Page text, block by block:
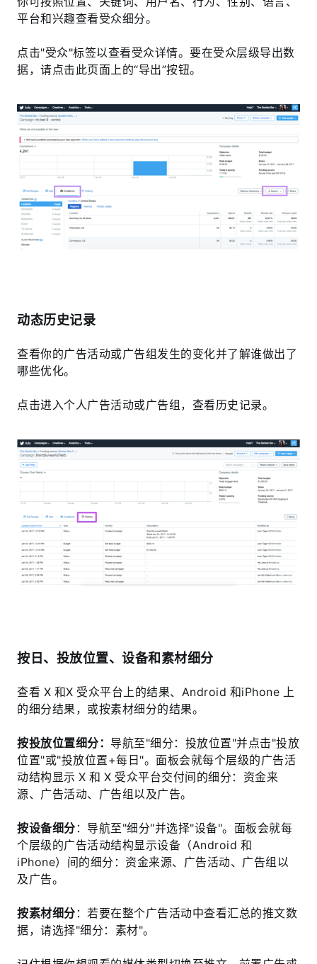
平台和兴趣查看受众细分。
点击"受众"标签以查看受众详情。要在受众层级导出数
据，请点击此页面上的“导出”按钮。
动态历史记录
查看你的广告活动或广告组发生的变化并了解谁做出了
哪些优化。
点击进入个人广告活动或广告组，查看历史记录。
按日、投放位置、设备和素材细分
查看 X 和X 受众平台上的结果、Android 和iPhone 上
的细分结果，或按素材细分的结果。
按投放位置细分： 导航至"细分：投放位置"并点击"投放
位置"或"投放位置+每日"。面板会就每个层级的广告活
动结构显示 X 和 X 受众平台交付间的细分：资金来
源、广告活动、广告组以及广告。
按设备细分：导航至"细分"并选择"设备"。面板会就每
个层级的广告活动结构显示设备（Android 和
iPhone）间的细分：资金来源、广告活动、广告组以
及广告。
按素材细分：若要在整个广告活动中查看汇总的推文数
据，请选择"细分：素材"。